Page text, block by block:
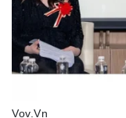
Doanh nhân
Vì cộng đồng